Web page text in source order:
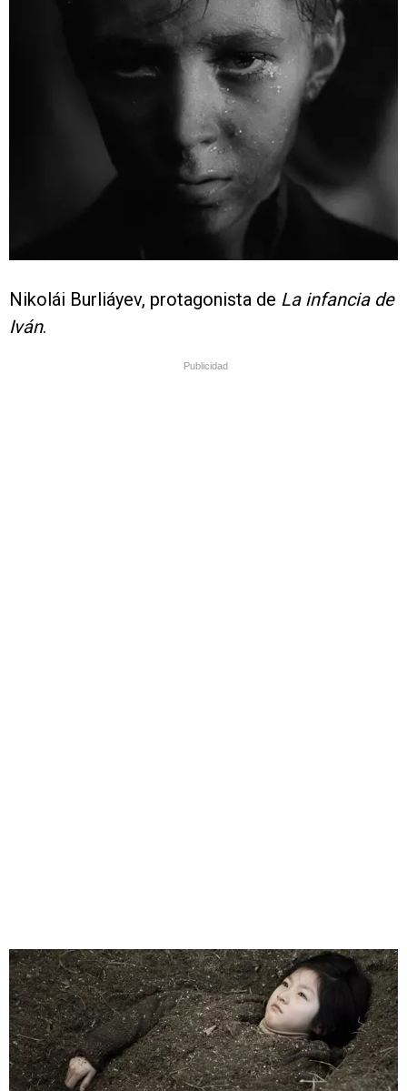
Nikolái Burliáyev, protagonista de La infancia de
Iván.
Publicidad